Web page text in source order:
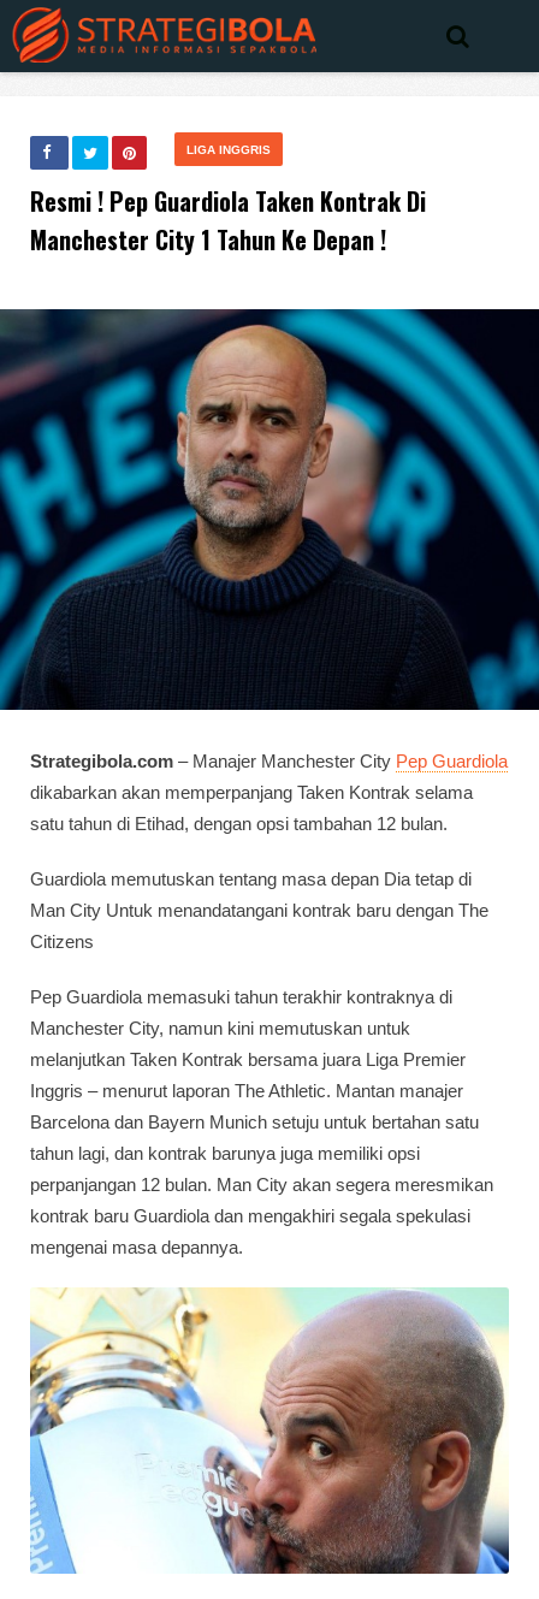
LIGA INGGRIS
Resmi ! Pep Guardiola Taken Kontrak Di
Manchester City 1 Tahun Ke Depan !
Strategibola.com – Manajer Manchester City Pep Guardiola
dikabarkan akan memperpanjang Taken Kontrak selama
satu tahun di Etihad, dengan opsi tambahan 12 bulan.
Guardiola memutuskan tentang masa depan Dia tetap di
Man City Untuk menandatangani kontrak baru dengan The
Citizens
Pep Guardiola memasuki tahun terakhir kontraknya di
Manchester City, namun kini memutuskan untuk
melanjutkan Taken Kontrak bersama juara Liga Premier
Inggris – menurut laporan The Athletic. Mantan manajer
Barcelona dan Bayern Munich setuju untuk bertahan satu
tahun lagi, dan kontrak barunya juga memiliki opsi
perpanjangan 12 bulan. Man City akan segera meresmikan
kontrak baru Guardiola dan mengakhiri segala spekulasi
mengenai masa depannya.